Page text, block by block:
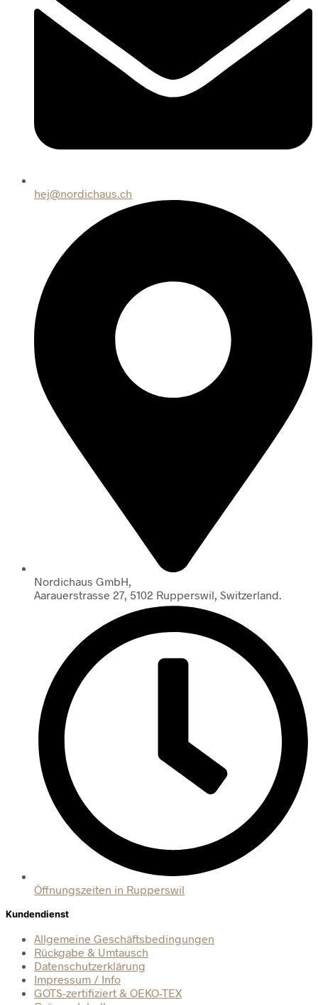
hej@nordichaus.ch
Nordichaus GmbH,
Aarauerstrasse 27, 5102 Rupperswil, Switzerland.
Öffnungszeiten in Rupperswil
Kundendienst
Allgemeine Geschäftsbedingungen
Rückgabe & Umtausch
Datenschutzerklärung
Impressum / Info
GOTS-zertifiziert & OEKO-TEX